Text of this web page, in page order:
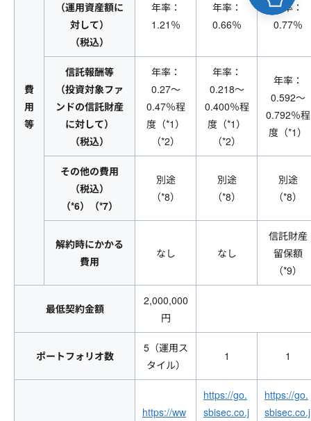
費
用
等
（運用資産額に
対して）
（税込）
年率：
1.21％
年率：
0.66％
年率：
0.77％
信託報酬等
（投資対象ファ
ンドの信託財産
に対して）
（税込）
年率：
0.27～
0.47％程
度（*1）
（*2）
年率：
0.218～
0.400％程
度（*1）
（*2）
年率：
0.592～
0.792％程
度（*1）
その他の費用
（税込）
（*6）（*7）
別途
（*8）
別途
（*8）
別途
（*8）
解約時にかかる
費用
なし なし
信託財産
留保額
（*9）
最低契約金額
2,000,000
円
ポートフォリオ数
5（運用ス
タイル）
1 1
https://ww
https://go.
sbisec.co.j
https://go.
sbisec.co.j